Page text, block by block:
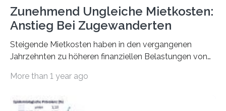
Zunehmend Ungleiche Mietkosten:
Anstieg Bei Zugewanderten
Steigende Mietkosten haben in den vergangenen
Jahrzehnten zu höheren finanziellen Belastungen von
Bundesinstitut für Bevölkerungsforschung (BiB)
gesamten Einkommen zwischen 1990 und 2020 für
More than 1 year ago